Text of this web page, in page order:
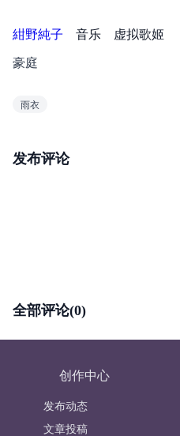
紺野純子 音乐 虚拟歌姬
豪庭
雨衣
发布评论
全部评论(0)
创作中心
发布动态
文章投稿